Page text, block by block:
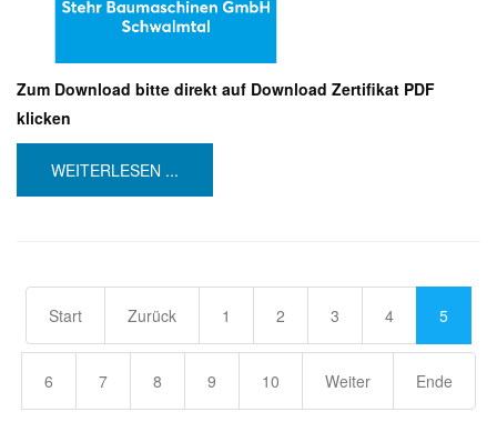
Zum Download bitte direkt auf Download Zertifikat PDF
klicken
WEITERLESEN ...
Start Zurück 1 2 3 4 5
6 7 8 9 10 Weiter Ende